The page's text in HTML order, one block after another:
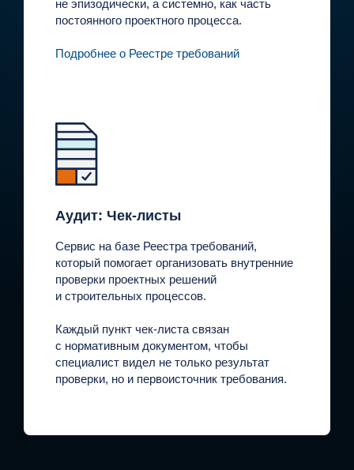
не эпизодически, а системно, как часть
постоянного проектного процесса.
Подробнее о Реестре требований
Аудит: Чек-листы
Сервис на базе Реестра требований,
который помогает организовать внутренние
проверки проектных решений
и строительных процессов.
Каждый пункт чек-листа связан
с нормативным документом, чтобы
специалист видел не только результат
проверки, но и первоисточник требования.